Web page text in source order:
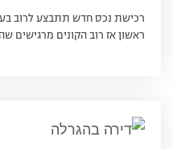
רכישת נכס חדש תתבצע לרוב
ראשון אז רוב הקונים מרגישים